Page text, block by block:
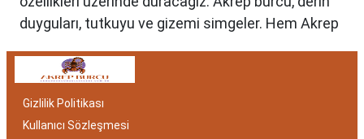
duyguları, tutkuyu ve gizemi simgeler. Hem Akrep
bakımından benzersizdir. Ayrıca, hangi aylar
belirlemede etkilidir.
Gizlilik Politikası
Kullanıcı Sözleşmesi